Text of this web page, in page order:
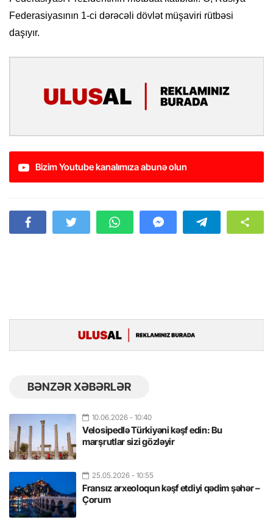
Federasiyasının 1-ci dərəcəli dövlət müşaviri rütbəsi
daşıyır.
Bizim Youtube kanalımıza abunə olun
BƏNZƏR XƏBƏRLƏR
10.06.2026 - 10:40
Velosipedlə Türkiyəni kəşf edin: Bu
marşrutlar sizi gözləyir
25.05.2026 - 10:55
Fransız arxeoloqun kəşf etdiyi qədim şəhər –
Çorum